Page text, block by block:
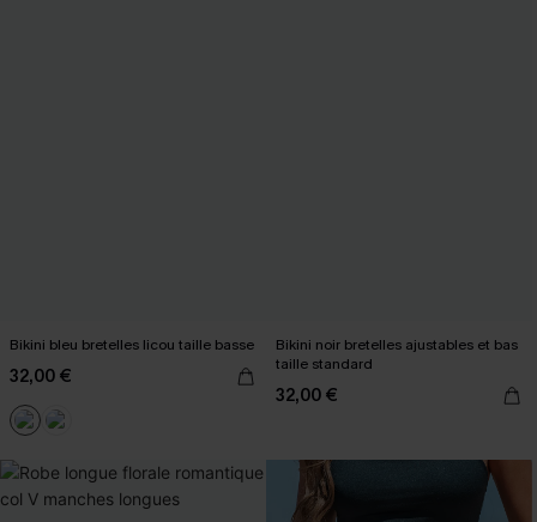
Bikini bleu bretelles licou taille basse
32,00 €
Bikini noir bretelles ajustables et bas
taille standard
32,00 €